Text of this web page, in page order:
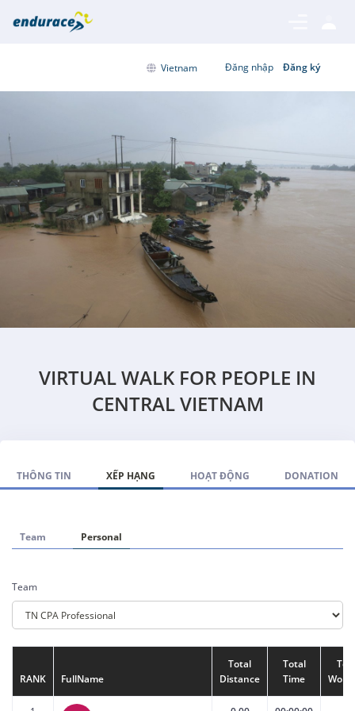
Vietnam Đăng nhập Đăng ký
VIRTUAL WALK FOR PEOPLE IN
CENTRAL VIETNAM
THÔNG TIN XẾP HẠNG HOẠT ĐỘNG DONATION
Team Personal
Team
RANK FullName
Total
Distance
Total
Time